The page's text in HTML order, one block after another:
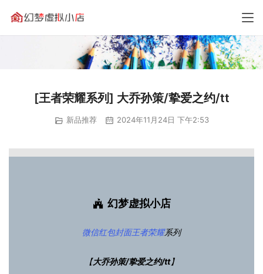
[王者荣耀系列] 大乔孙策/挚爱之约/tt
新品推荐 2024年11月24日 下午2:53
幻梦虚拟小店
微信红包封面王者荣耀系列
【大乔孙策/挚爱之约/tt】